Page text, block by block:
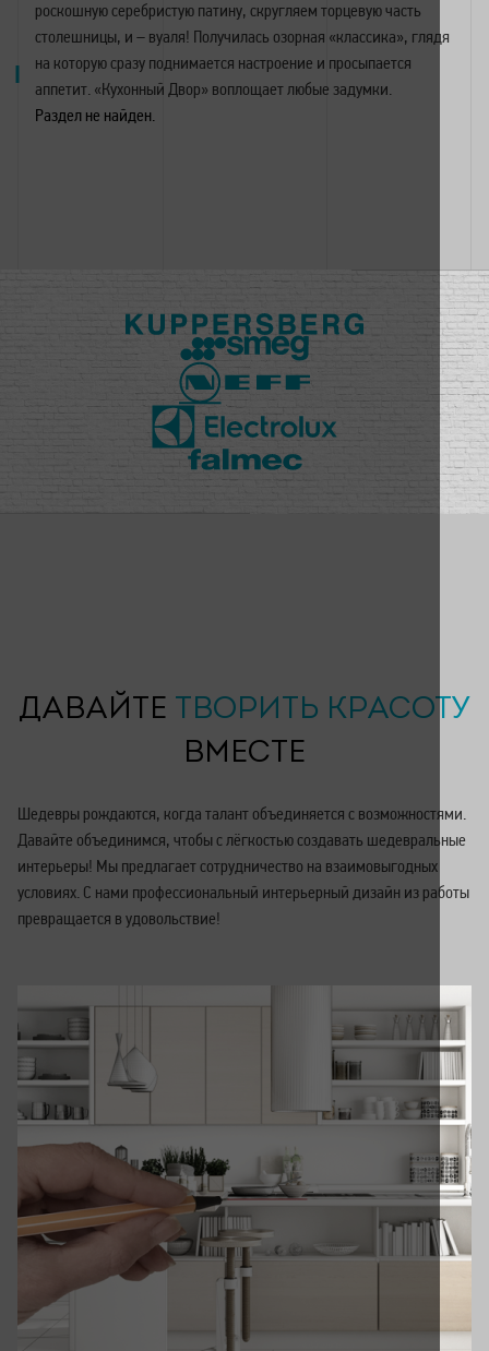
роскошную серебристую патину, скругляем торцевую часть
столешницы, и – вуаля! Получилась озорная «классика», глядя
на которую сразу поднимается настроение и просыпается
аппетит. «Кухонный Двор» воплощает любые задумки.
Раздел не найден.
ДАВАЙТЕ ТВОРИТЬ КРАСОТУ
ВМЕСТЕ
Шедевры рождаются, когда талант объединяется с возможностями.
Давайте объединимся, чтобы с лёгкостью создавать шедевральные
интерьеры! Мы предлагает сотрудничество на взаимовыгодных
условиях. С нами профессиональный интерьерный дизайн из работы
превращается в удовольствие!